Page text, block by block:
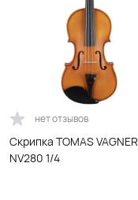
нет отзывов
Скрипка TOMAS VAGNER
NV280 1/4